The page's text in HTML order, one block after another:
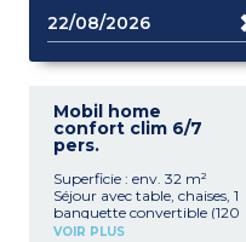
Mobil home
confort clim 6/7
pers.
Superficie : env. 32 m²
Séjour avec table, chaises, 1
banquette convertible (120
x 190 cm)
VOIR PLUS